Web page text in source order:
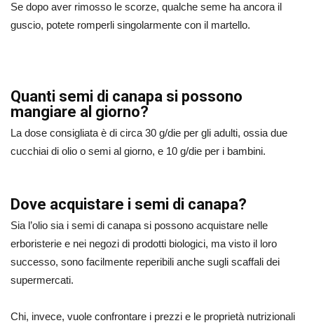
Se dopo aver rimosso le scorze, qualche seme ha ancora il
guscio, potete romperli singolarmente con il martello.
Quanti semi di canapa si possono
mangiare al giorno?
La dose consigliata è di circa 30 g/die per gli adulti, ossia due
cucchiai di olio o semi al giorno, e 10 g/die per i bambini.
Dove acquistare i semi di canapa?
Sia l’olio sia i semi di canapa si possono acquistare nelle
erboristerie e nei negozi di prodotti biologici, ma visto il loro
successo, sono facilmente reperibili anche sugli scaffali dei
supermercati.
Chi, invece, vuole confrontare i prezzi e le proprietà nutrizionali